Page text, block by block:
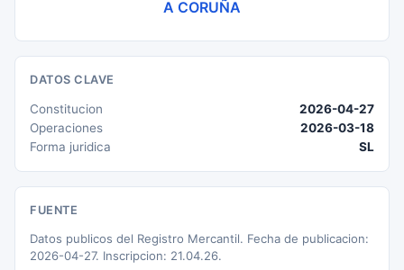
A CORUÑA
DATOS CLAVE
Constitucion
2026-04-27
Operaciones
2026-03-18
Forma juridica
SL
FUENTE
Datos publicos del Registro Mercantil. Fecha de publicacion:
2026-04-27. Inscripcion: 21.04.26.